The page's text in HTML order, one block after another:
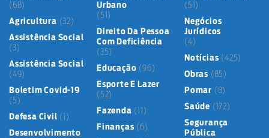
(68)
Agricultura (32)
Assistência Social
(3)
Assistência Social
(49)
Boletim Covid-19
(5)
Defesa Civil (1)
Desenvolvimento
Urbano
(51)
Direito Da Pessoa
Com Deficiência
(35)
Educação (96)
Esporte E Lazer
(52)
Fazenda (11)
Finanças (6)
(51)
Negócios
Jurídicos
(4)
Notícias (425)
Obras (85)
Pomar (8)
Saúde (172)
Segurança
Pública